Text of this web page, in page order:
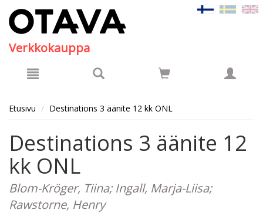
Verkkokauppa
Etusivu Destinations 3 äänite 12 kk ONL
Destinations 3 äänite 12
kk ONL
Blom-Kröger, Tiina; Ingall, Marja-Liisa;
Rawstorne, Henry